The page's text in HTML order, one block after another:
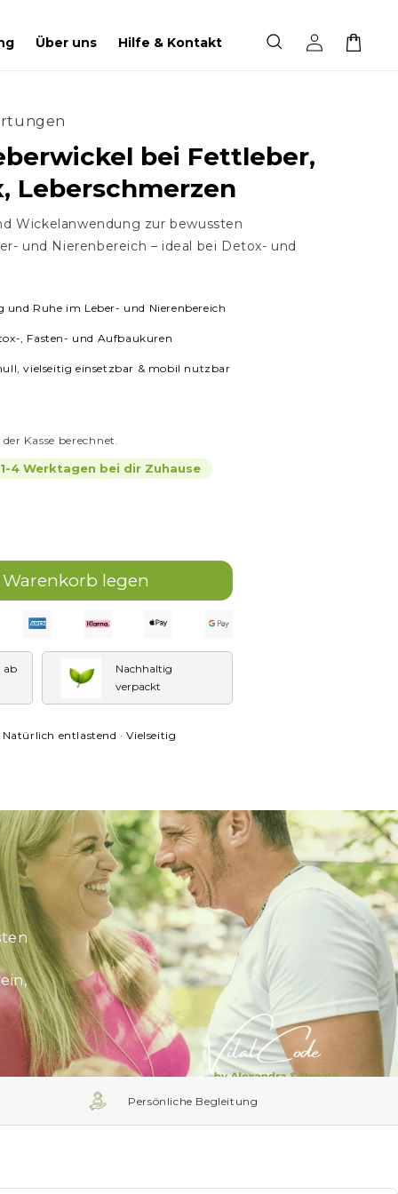
Über uns Hilfe & Kontakt EinloggenWarenkorb
bei Fettleber,
Leberschmerzen
Wickelanwendung zur bewussten
und Nierenbereich – ideal bei Detox- und
Ruhe im Leber- und Nierenbereich
, Fasten- und Aufbaukuren
vielseitig einsetzbar & mobil nutzbar
Kasse berechnet.
4 Werktagen bei dir Zuhause
legen
ab
Nachhaltig
verpackt
entlastend · Vielseitig
Persönliche Begleitung